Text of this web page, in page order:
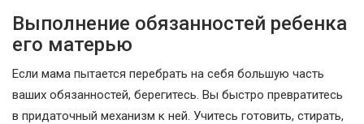
Выполнение обязанностей ребенка
его матерью
Если мама пытается перебрать на себя большую часть
ваших обязанностей, берегитесь. Вы быстро превратитесь
в придаточный механизм к ней. Учитесь готовить, стирать,